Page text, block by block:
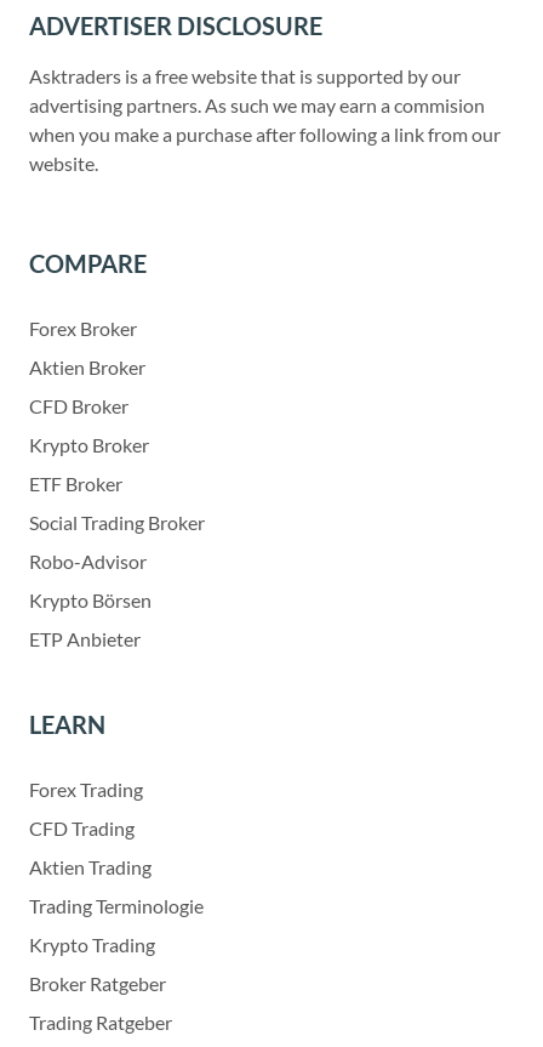
ADVERTISER DISCLOSURE
Asktraders is a free website that is supported by our
advertising partners. As such we may earn a commision
when you make a purchase after following a link from our
website.
COMPARE
Forex Broker
Aktien Broker
CFD Broker
Krypto Broker
ETF Broker
Social Trading Broker
Robo-Advisor
Krypto Börsen
ETP Anbieter
LEARN
Forex Trading
CFD Trading
Aktien Trading
Trading Terminologie
Krypto Trading
Broker Ratgeber
Trading Ratgeber